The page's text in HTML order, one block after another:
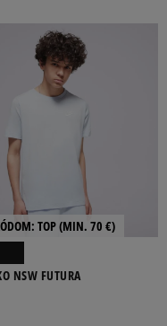
TOP (MIN. 70 €)
NSW FUTURA